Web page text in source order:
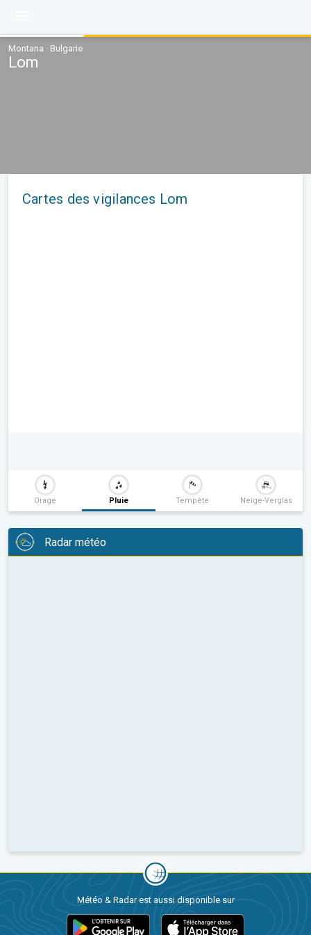
Montana · Bulgarie
Lom
Cartes des vigilances Lom
Orage Pluie Tempête Neige-Verglas
Radar météo
Météo & Radar est aussi disponible sur